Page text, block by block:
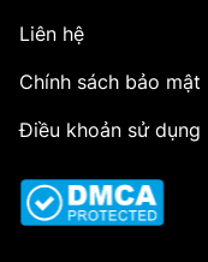
Liên hệ
Chính sách bảo mật
Điều khoản sử dụng